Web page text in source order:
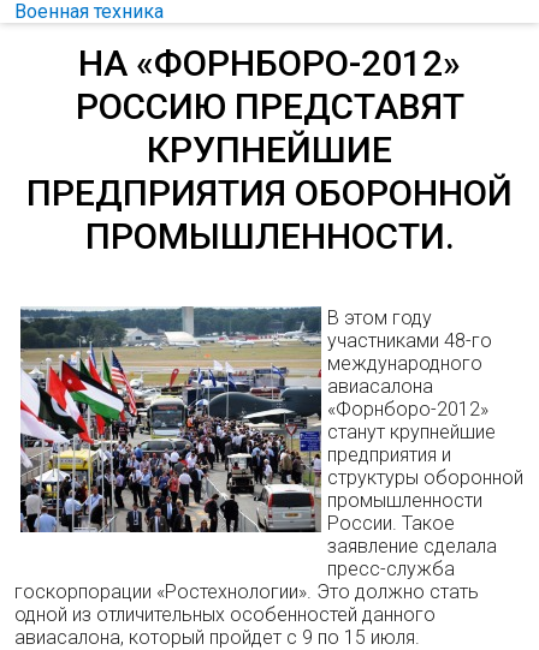
Военная техника
НА «ФОРНБОРО-2012»
РОССИЮ ПРЕДСТАВЯТ
КРУПНЕЙШИЕ
ПРЕДПРИЯТИЯ ОБОРОННОЙ
ПРОМЫШЛЕННОСТИ.
В этом году
участниками 48-го
международного
авиасалона
«Форнборо-2012»
станут крупнейшие
предприятия и
структуры оборонной
промышленности
России. Такое
заявление сделала
пресс-служба
госкорпорации «Ростехнологии». Это должно стать
одной из отличительных особенностей данного
авиасалона, который пройдет с 9 по 15 июля.